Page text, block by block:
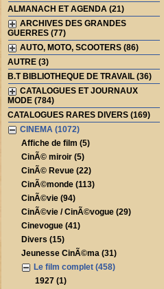
ALMANACH ET AGENDA (21)
ARCHIVES DES GRANDES
GUERRES (77)
AUTO, MOTO, SCOOTERS (86)
AUTRE (3)
B.T BIBLIOTHEQUE DE TRAVAIL (36)
CATALOGUES ET JOURNAUX
MODE (784)
CATALOGUES RARES DIVERS (169)
CINEMA (1072)
Affiche de film (5)
CinÃ© miroir (5)
CinÃ© Revue (22)
CinÃ©monde (113)
CinÃ©vie (94)
CinÃ©vie / CinÃ©vogue (29)
Cinevogue (41)
Divers (15)
Jeunesse CinÃ©ma (31)
Le film complet (458)
1927 (1)